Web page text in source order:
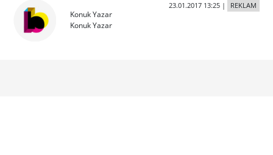
Konuk Yazar
Konuk Yazar
23.01.2017 13:25| REKLAM